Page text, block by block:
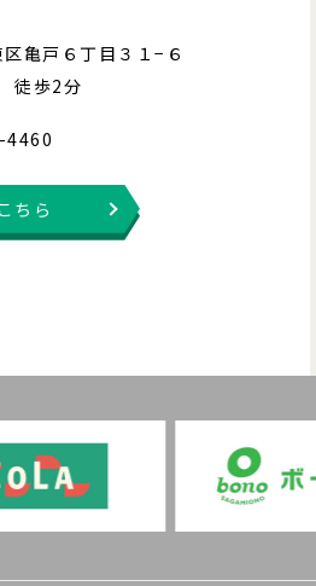
亀戸６丁目３１−６
徒歩2分
ちら